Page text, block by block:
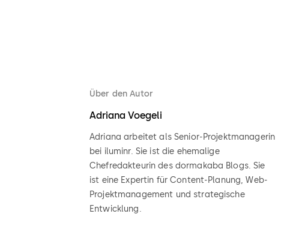
Über den Autor
Adriana Voegeli
Adriana arbeitet als Senior-Projektmanagerin
bei iluminr. Sie ist die ehemalige
Chefredakteurin des dormakaba Blogs. Sie
ist eine Expertin für Content-Planung, Web-
Projektmanagement und strategische
Entwicklung.